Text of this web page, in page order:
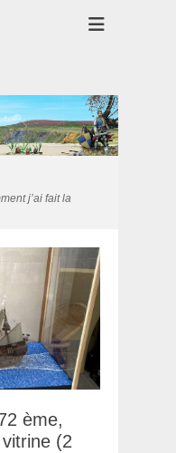
CAMPI
j’ai fait la
ème,
(2